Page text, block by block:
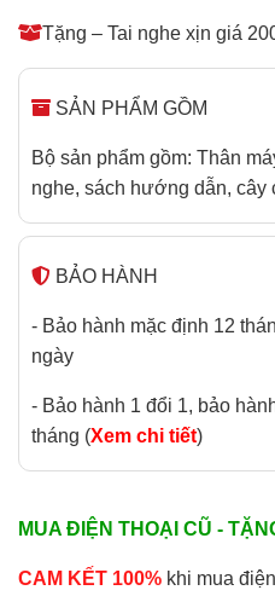
Tặng – Tai nghe xịn giá
SẢN PHẨM GỒM
Bộ sản phẩm gồm: Thân
nghe, sách hướng dẫn, cây
BẢO HÀNH
- Bảo hành mặc định 12
ngày
- Bảo hành 1 đổi 1, bảo
tháng (Xem chi tiết)
MUA ĐIỆN THOẠI CŨ -
CAM KẾT 100% khi mua